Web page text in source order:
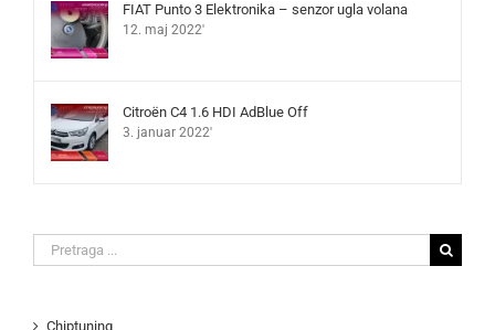
FIAT Punto 3 Elektronika – senzor ugla volana
12. maj 2022'
Citroën C4 1.6 HDI AdBlue Off
3. januar 2022'
Search
for:
Chiptuning